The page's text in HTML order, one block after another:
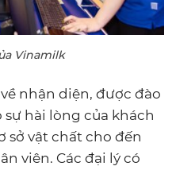
Vinamilk
nhận diện, được đào
hài lòng của khách
sở vật chất cho đến
viên. Các đại lý có